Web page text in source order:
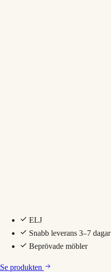
ELJ
Snabb leverans 3–7 dagar
Beprövade möbler
Se produkten